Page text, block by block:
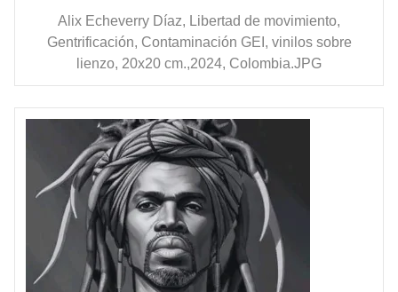
Alix Echeverry Díaz, Libertad de movimiento,
Gentrificación, Contaminación GEI, vinilos sobre
lienzo, 20x20 cm.,2024, Colombia.JPG